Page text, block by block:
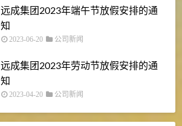
远成集团2023年端午节放假安排的通
知
2023-06-20 公司新闻
远成集团2023年劳动节放假安排的通
知
2023-04-20 公司新闻